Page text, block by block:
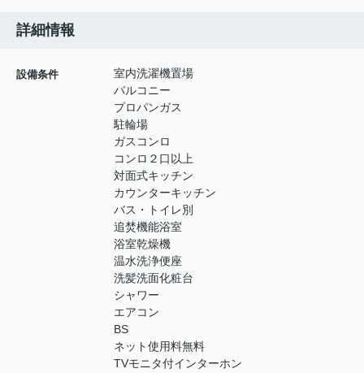
詳細情報
設備条件
室内洗濯機置場
バルコニー
プロパンガス
駐輪場
ガスコンロ
コンロ２口以上
対面式キッチン
カウンターキッチン
バス・トイレ別
追焚機能浴室
浴室乾燥機
温水洗浄便座
洗髪洗面化粧台
シャワー
エアコン
BS
ネット使用料無料
TVモニタ付インターホン